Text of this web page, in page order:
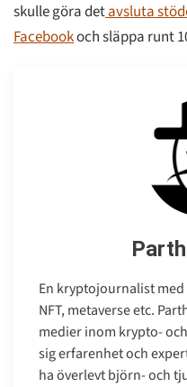
skulle göra detavsluta
Facebookoch släppa runt
En kryptojournalist med
NFT, metaverse etc.
medier inom krypto-
sig erfarenhet och
ha överlevt björn- och